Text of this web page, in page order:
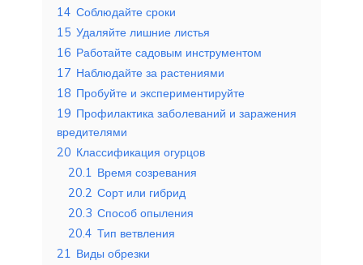
14 Соблюдайте сроки
15 Удаляйте лишние листья
16 Работайте садовым инструментом
17 Наблюдайте за растениями
18 Пробуйте и экспериментируйте
19 Профилактика заболеваний и заражения
вредителями
20 Классификация огурцов
20.1 Время созревания
20.2 Сорт или гибрид
20.3 Способ опыления
20.4 Тип ветвления
21 Виды обрезки